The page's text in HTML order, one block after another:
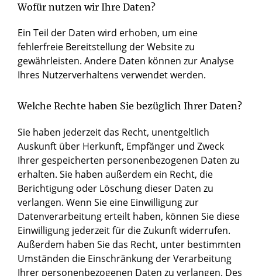
Wofür nutzen wir Ihre Daten?
Ein Teil der Daten wird erhoben, um eine
fehlerfreie Bereitstellung der Website zu
gewährleisten. Andere Daten können zur Analyse
Ihres Nutzerverhaltens verwendet werden.
Welche Rechte haben Sie bezüglich Ihrer Daten?
Sie haben jederzeit das Recht, unentgeltlich
Auskunft über Herkunft, Empfänger und Zweck
Ihrer gespeicherten personenbezogenen Daten zu
erhalten. Sie haben außerdem ein Recht, die
Berichtigung oder Löschung dieser Daten zu
verlangen. Wenn Sie eine Einwilligung zur
Datenverarbeitung erteilt haben, können Sie diese
Einwilligung jederzeit für die Zukunft widerrufen.
Außerdem haben Sie das Recht, unter bestimmten
Umständen die Einschränkung der Verarbeitung
Ihrer personenbezogenen Daten zu verlangen. Des